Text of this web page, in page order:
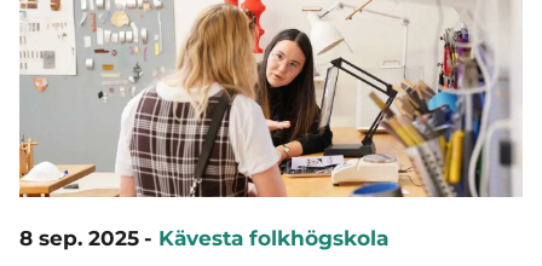
8 sep. 2025 - Kävesta folkhögskola